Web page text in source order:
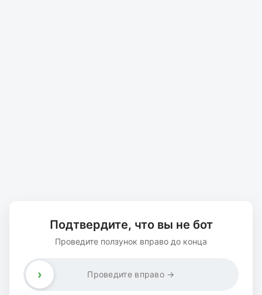
Подтвердите, что вы не бот
Проведите ползунок вправо до конца
Проведите вправо →
›